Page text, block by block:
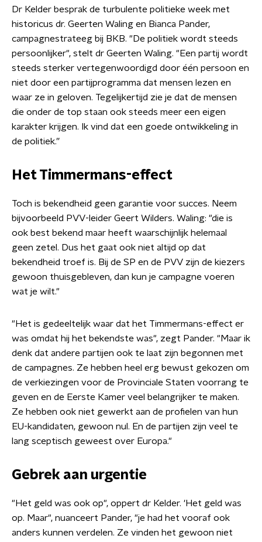
Dr Kelder besprak de turbulente politieke week met
historicus dr. Geerten Waling en Bianca Pander,
campagnestrateeg bij BKB. "De politiek wordt steeds
persoonlijker", stelt dr Geerten Waling. "Een partij wordt
steeds sterker vertegenwoordigd door één persoon en
niet door een partijprogramma dat mensen lezen en
waar ze in geloven. Tegelijkertijd zie je dat de mensen
die onder de top staan ook steeds meer een eigen
karakter krijgen. Ik vind dat een goede ontwikkeling in
de politiek.”
Het Timmermans-effect
Toch is bekendheid geen garantie voor succes. Neem
bijvoorbeeld PVV-leider Geert Wilders. Waling: "die is
ook best bekend maar heeft waarschijnlijk helemaal
geen zetel. Dus het gaat ook niet altijd op dat
bekendheid troef is. Bij de SP en de PVV zijn de kiezers
gewoon thuisgebleven, dan kun je campagne voeren
wat je wilt."
"Het is gedeeltelijk waar dat het Timmermans-effect er
was omdat hij het bekendste was", zegt Pander. "Maar ik
denk dat andere partijen ook te laat zijn begonnen met
de campagnes. Ze hebben heel erg bewust gekozen om
de verkiezingen voor de Provinciale Staten voorrang te
geven en de Eerste Kamer veel belangrijker te maken.
Ze hebben ook niet gewerkt aan de profielen van hun
EU-kandidaten, gewoon nul. En de partijen zijn veel te
lang sceptisch geweest over Europa."
Gebrek aan urgentie
"Het geld was ook op", oppert dr Kelder. 'Het geld was
op. Maar", nuanceert Pander, "je had het vooraf ook
anders kunnen verdelen. Ze vinden het gewoon niet